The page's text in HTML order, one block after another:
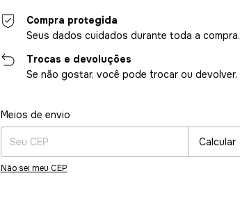
Compra protegida
Seus dados cuidados durante toda a compra.
Trocas e devoluções
Se não gostar, você pode trocar ou devolver.
Entregas para o CEP:
Meios de envio
Calcular
Não sei meu CEP